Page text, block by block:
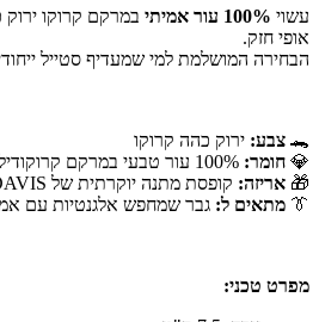
עשוי 100% עור אמיתי
במרקם קרוקו
אופי חזק.
הבחירה המושלמת למי שמעדיף סטייל ייחודי
🐊 צבע: ירוק כהה קרוקו
💎 חומר:
🎁 אריזה: קופסת מתנה יוקרתית של DAVIS
👔 מתאים ל: גבר שמחפש אלגנטיות עם
מפרט טכני: